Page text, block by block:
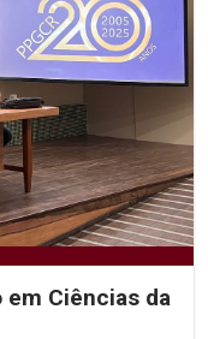
em Ciências da